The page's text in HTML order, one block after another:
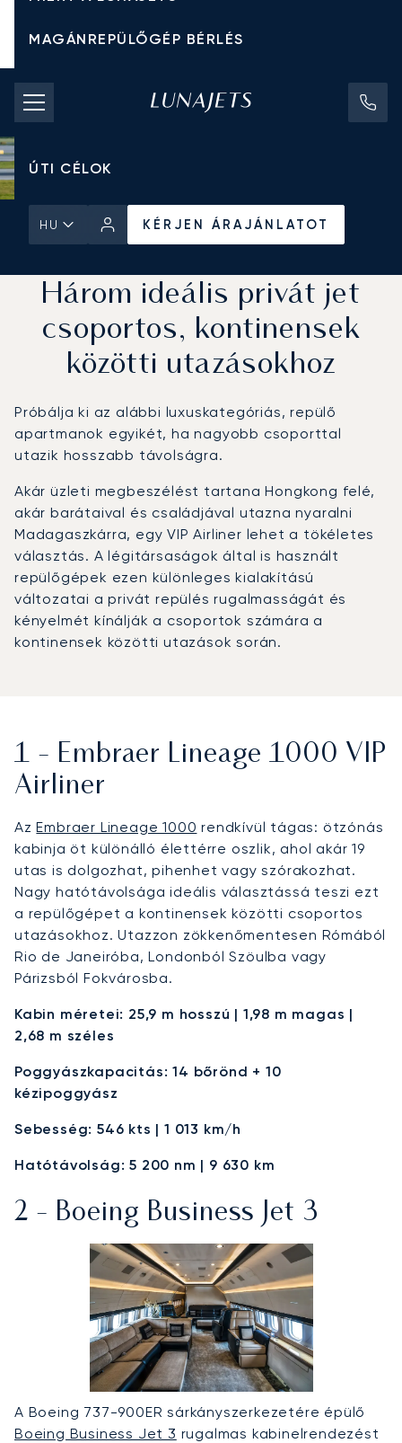
MAGÁNREPÜLŐGÉP BÉRLÉS
CHARTER ÁRAK
MAGÁNREPÜLŐGÉPEK
ÚTI CÉLOK
HU KÉRJEN ÁRAJÁNLATOT
KÉRJEN ÁRAJÁNLATOT
Kezdőlap Hírek és Betekintés
Három ideális privát jet
csoportos, kontinensek
közötti utazásokhoz
Próbálja ki az alábbi luxuskategóriás, repülő
apartmanok egyikét, ha nagyobb csoporttal
utazik hosszabb távolságra.
Akár üzleti megbeszélést tartana Hongkong felé,
akár barátaival és családjával utazna nyaralni
Madagaszkárra, egy VIP Airliner lehet a tökéletes
választás. A légitársaságok által is használt
repülőgépek ezen különleges kialakítású
változatai a privát repülés rugalmasságát és
kényelmét kínálják a csoportok számára a
kontinensek közötti utazások során.
1 - Embraer Lineage 1000 VIP
Airliner
AzEmbraer Lineage 1000 rendkívül tágas: ötzónás
kabinja öt különálló élettérre oszlik, ahol akár 19
utas is dolgozhat, pihenhet vagy szórakozhat.
Nagy hatótávolsága ideális választássá teszi ezt
a repülőgépet a kontinensek közötti csoportos
utazásokhoz. Utazzon zökkenőmentesen Rómából
Rio de Janeiróba, Londonból Szöulba vagy
Párizsból Fokvárosba.
Kabin méretei: 25,9 m hosszú | 1,98 m magas |
2,68 m széles
Poggyászkapacitás: 14 bőrönd + 10
kézipoggyász
Sebesség: 546 kts | 1 013 km/h
Hatótávolság: 5 200 nm | 9 630 km
2 - Boeing Business Jet 3
A Boeing 737-900ER sárkányszerkezetére épülő
Boeing Business Jet 3 rugalmas kabinelrendezést